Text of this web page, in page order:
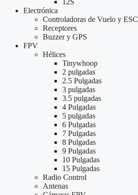
Electrónica
Controladoras de Vuelo y ESC
Receptores
Buzzer y GPS
FPV
Hélices
Tinywhoop
2 pulgadas
2.5 Pulgadas
3 pulgadas
3.5 pulgadas
4 Pulgadas
5 pulgadas
6 Pulgadas
7 Pulgadas
8 Pulgadas
9 Pulgadas
10 Pulgadas
15 Pulgadas
Radio Control
Antenas